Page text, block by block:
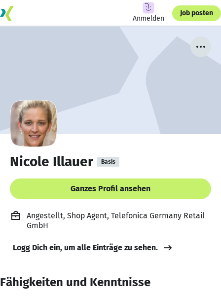
Anmelden
Job posten
Nicole Illauer Basis
Ganzes Profil ansehen
Angestellt, Shop Agent, Telefonica Germany Retail
GmbH
Logg Dich ein, um alle Einträge zu sehen.
Fähigkeiten und Kenntnisse